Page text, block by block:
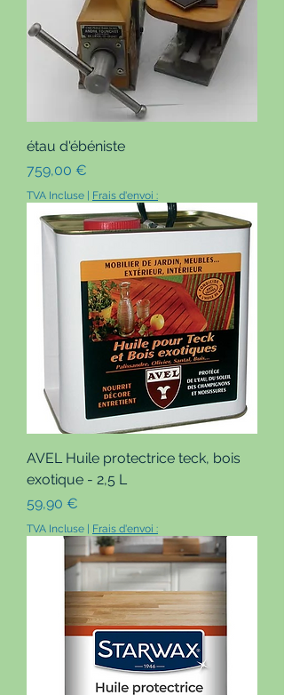
étau d'ébéniste
Prix
759,00 €
TVA Incluse Frais d'envoi :
AVEL Huile protectrice teck, bois
exotique - 2,5 L
Prix
59,90 €
TVA Incluse Frais d'envoi :